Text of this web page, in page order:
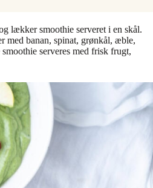
lækker smoothie serveret i en skål.
med banan, spinat, grønkål, æble,
serveres med frisk frugt,